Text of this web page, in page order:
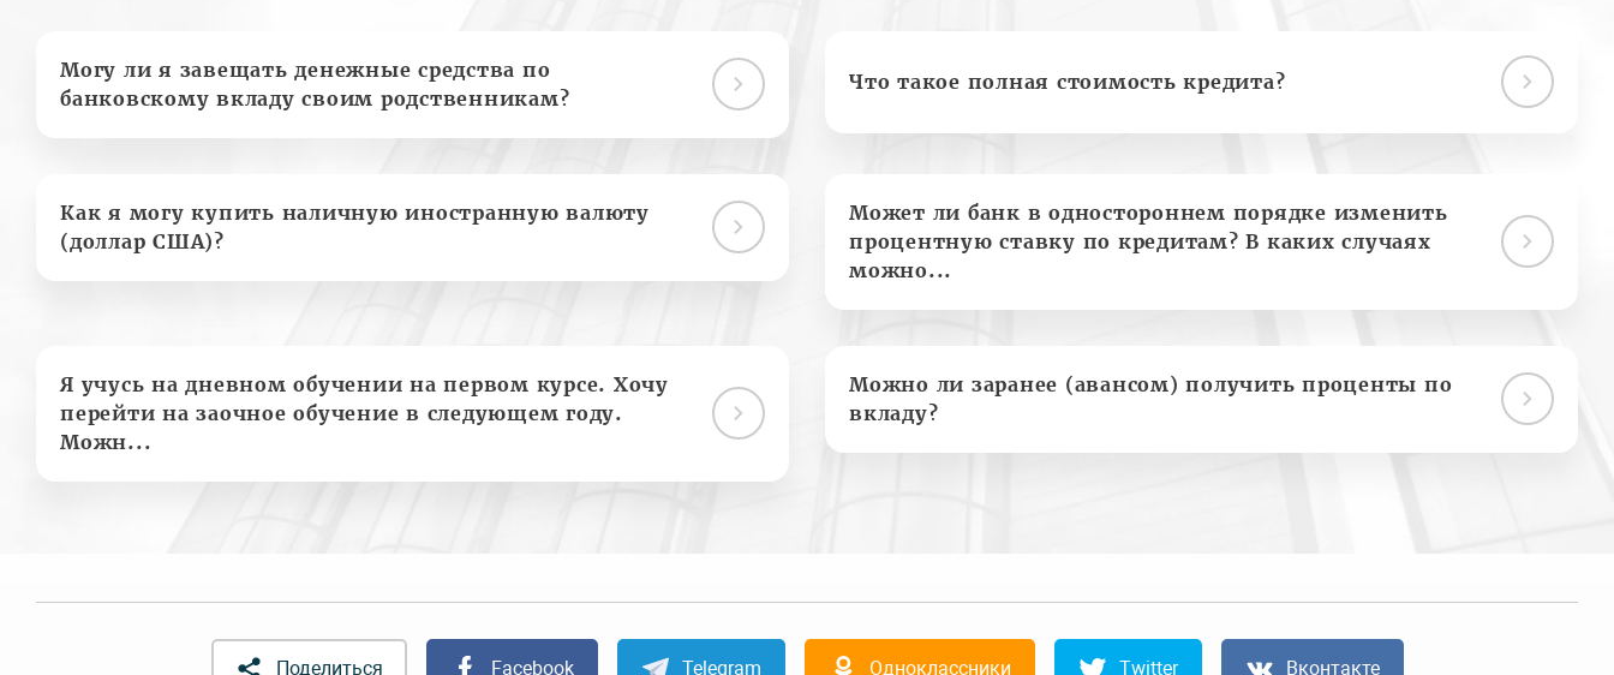
Могу ли я завещать денежные средства по
банковскому вкладу своим родственникам?
Что такое полная стоимость кредита?
Как я могу купить наличную иностранную валюту
(доллар США)?
Может ли банк в одностороннем порядке изменить
процентную ставку по кредитам? В каких случаях
можно...
Я учусь на дневном обучении на первом курсе. Хочу
перейти на заочное обучение в следующем году.
Можн...
Можно ли заранее (авансом) получить проценты по
вкладу?
Поделиться Facebook Telegram Одноклассники Twitter Вконтакте